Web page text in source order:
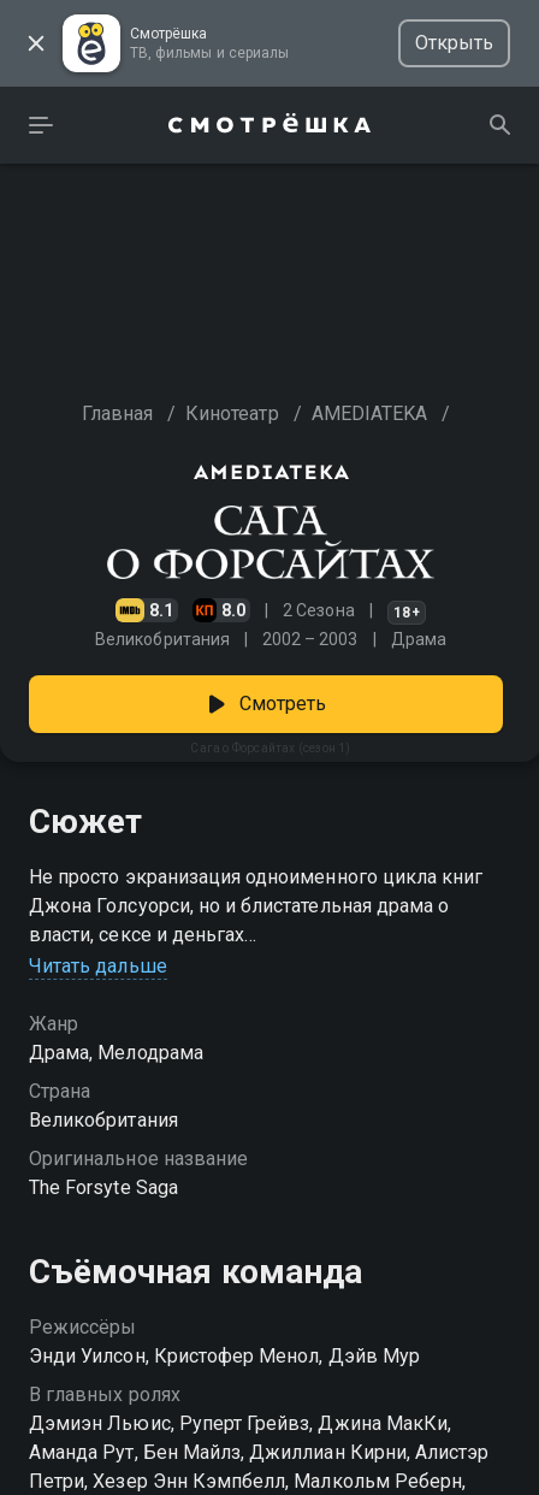
Смотрёшка
ТВ, фильмы и сериалы
Открыть
Главная / Кинотеатр / AMEDIATEKA /
8.1 8.0 2 Сезона 18+
Великобритания 2002 – 2003 Драма
Сага о Форсайтах (сезон 1)
Смотреть
Сюжет
Не просто экранизация одноименного цикла книг
Джона Голсуорси, но и блистательная драма о
власти, сексе и деньгах
Форсайтах вы можете совершенно бесплатно в
хорошем HD качестве на Смотрёшке
Читать дальше
Жанр
Драма, Мелодрама
Страна
Великобритания
Оригинальное название
The Forsyte Saga
Съёмочная команда
Режиссёры
Энди Уилсон, Кристофер Менол, Дэйв Мур
В главных ролях
Дэмиэн Льюис, Руперт Грейвз, Джина МакКи,
Аманда Рут, Бен Майлз, Джиллиан Кирни, Алистэр
Петри, Хезер Энн Кэмпбелл, Малкольм Реберн,